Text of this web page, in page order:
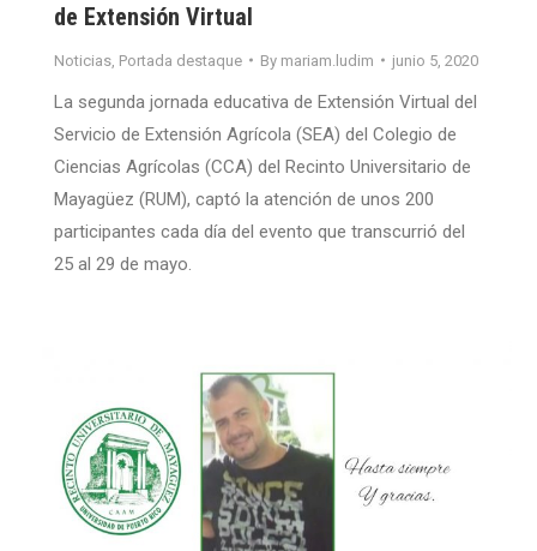
de Extensión Virtual
Noticias Portada destaque By mariam.ludim junio 5, 2020
La segunda jornada educativa de Extensión Virtual del
Servicio de Extensión Agrícola (SEA) del Colegio de
Ciencias Agrícolas (CCA) del Recinto Universitario de
Mayagüez (RUM), captó la atención de unos 200
participantes cada día del evento que transcurrió del
25 al 29 de mayo.